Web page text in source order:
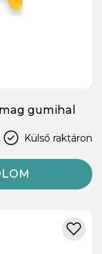
gumihal
Külső raktáron